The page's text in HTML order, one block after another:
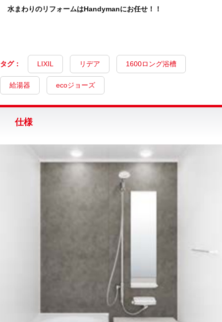
水まわりのリフォームはHandymanにお任せ！！
タグ： LIXIL リデア 1600ロング浴槽
給湯器 ecoジョーズ
仕様